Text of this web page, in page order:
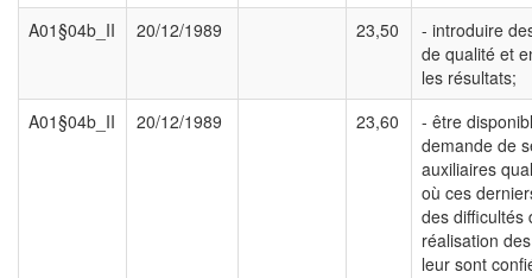
A01§04b_II
20/12/1989 23,50
- introduire
de qualité et
les résultats;
A01§04b_II
20/12/1989 23,60
- être
demande de
auxiliaires
où ces
des difficultés
réalisation
leur sont